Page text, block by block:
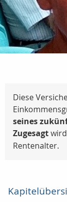
Diese
seines
Zugesagt
Rentenalter.